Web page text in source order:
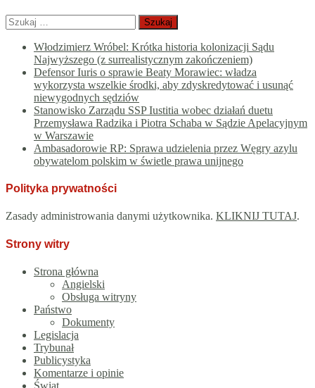
Szukaj:
Włodzimierz Wróbel: Krótka historia kolonizacji Sądu
Najwyższego (z surrealistycznym zakończeniem)
Defensor Iuris o sprawie Beaty Morawiec: władza
wykorzysta wszelkie środki, aby zdyskredytować i usunąć
niewygodnych sędziów
Stanowisko Zarządu SSP Iustitia wobec działań duetu
Przemysława Radzika i Piotra Schaba w Sądzie Apelacyjnym
w Warszawie
Ambasadorowie RP: Sprawa udzielenia przez Węgry azylu
obywatelom polskim w świetle prawa unijnego
Polityka prywatności
Zasady administrowania danymi użytkownika. KLIKNIJ TUTAJ.
Strony witry
Strona główna
Angielski
Obsługa witryny
Państwo
Dokumenty
Legislacja
Trybunał
Publicystyka
Komentarze i opinie
Świat